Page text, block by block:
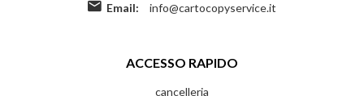
Email:
info@cartocopyservice.it
ACCESSO RAPIDO
cancelleria